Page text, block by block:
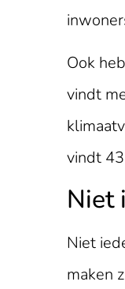
Ook
vindt
vindt
Niet
Niet
maken